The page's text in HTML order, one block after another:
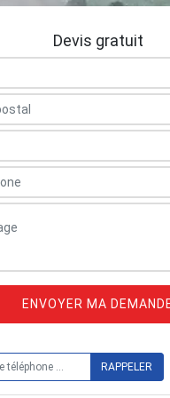
Devis gratuit